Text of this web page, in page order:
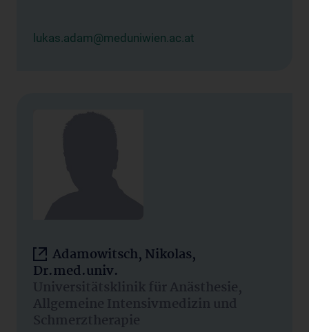
lukas.adam@meduniwien.ac.at
Adamowitsch, Nikolas,
Dr.med.univ.
Universitätsklinik für Anästhesie,
Allgemeine Intensivmedizin und
Schmerztherapie